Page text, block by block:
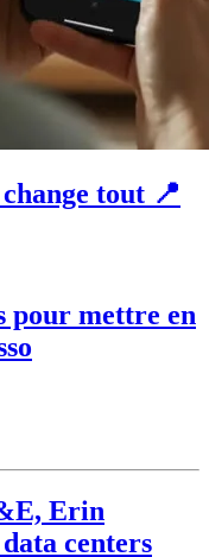
tout 📍
pour mettre en
Erin
centers